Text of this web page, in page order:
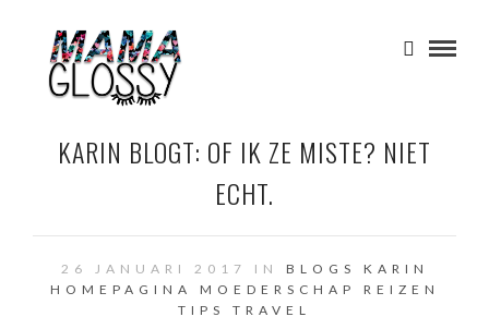
KARIN BLOGT: OF IK ZE MISTE? NIET
ECHT.
26 JANUARI 2017 IN BLOGS KARIN
HOMEPAGINA
MOEDERSCHAP
REIZEN
TIPS
TRAVEL